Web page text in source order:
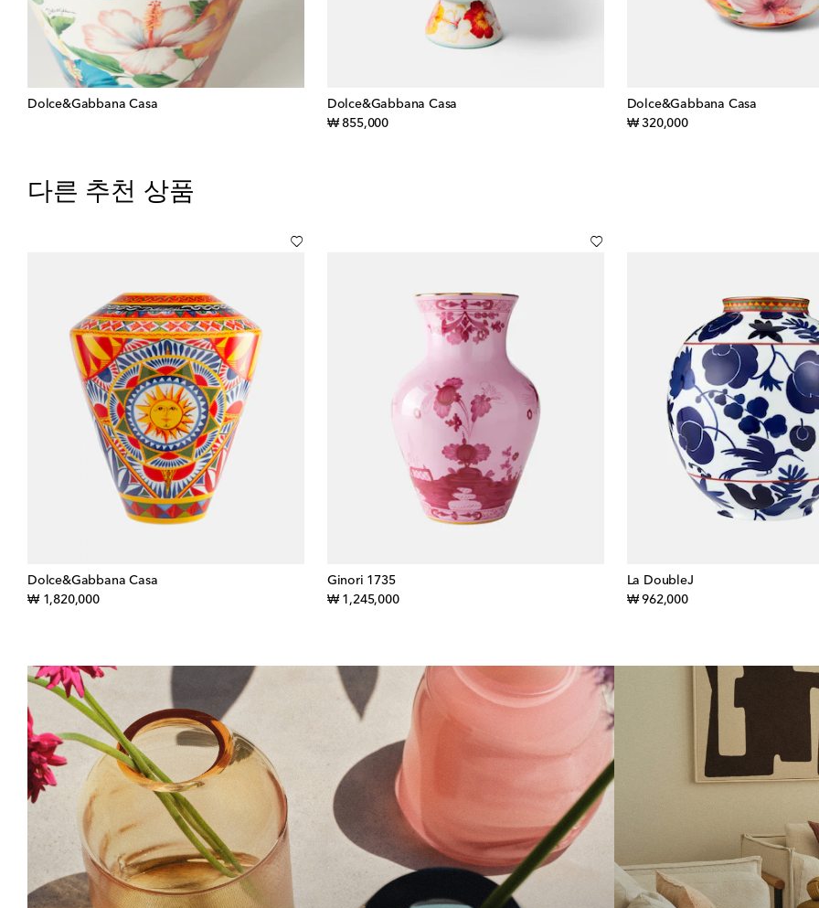
Dolce&Gabbana Casa
Dolce&Gabbana Casa
₩ 855,000original price
Dolce&Gabbana Casa
₩ 320,000original price
다른 추천 상품
Dolce&Gabbana Casa
₩ 1,820,000original price
Ginori 1735
₩ 1,245,000original price
La DoubleJ
₩ 962,000original price